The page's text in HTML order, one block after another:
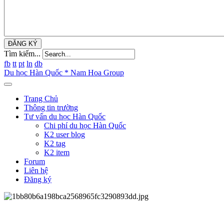
ĐĂNG KÝ
Tìm kiếm...
fb tt pt ln db
Du học Hàn Quốc * Nam Hoa Group
Trang Chủ
Thông tin trường
Tư vấn du học Hàn Quốc
Chi phí du học Hàn Quốc
K2 user blog
K2 tag
K2 item
Forum
Liên hệ
Đăng ký